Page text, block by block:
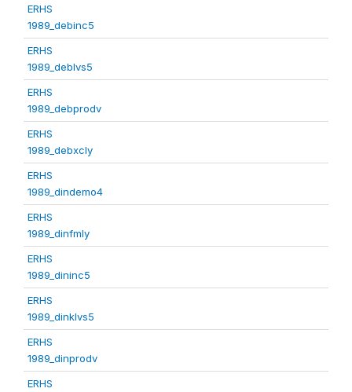
ERHS
1989_debinc5
ERHS
1989_deblvs5
ERHS
1989_debprodv
ERHS
1989_debxcly
ERHS
1989_dindemo4
ERHS
1989_dinfmly
ERHS
1989_dininc5
ERHS
1989_dinklvs5
ERHS
1989_dinprodv
ERHS